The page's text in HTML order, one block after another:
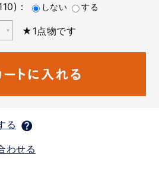
： しない する
★1点物です
る
わせる